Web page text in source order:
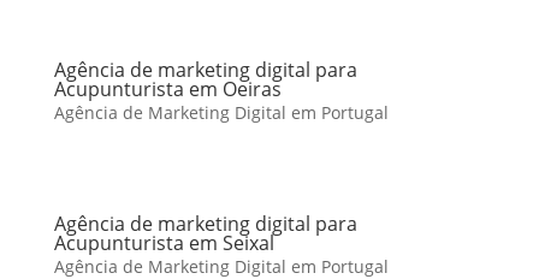
Agência de marketing digital para
Acupunturista em Oeiras
Agência de Marketing Digital em Portugal
Agência de marketing digital para
Acupunturista em Seixal
Agência de Marketing Digital em Portugal